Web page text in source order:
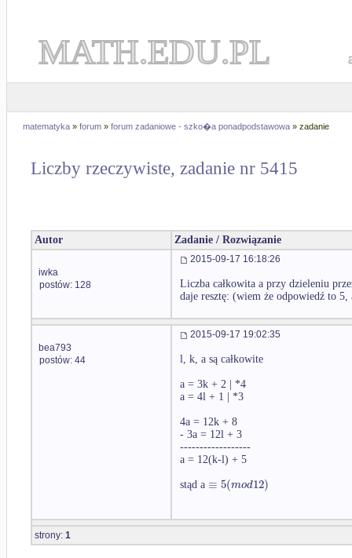
MATH.EDU.PL
matematyka » forum » forum zadaniowe - szko�a ponadpodstawowa » zadanie
Liczby rzeczywiste, zadanie nr 5415
Autor Zadanie / Rozwiązanie
iwka
postów: 128
2015-09-17 16:18:26
Liczba całkowita a przy dzieleniu
daje resztę: (wiem że odpowiedź to
bea793
postów: 44
2015-09-17 19:02:35
l, k, a są całkowite
a = 3k + 2 | *4
a = 4l + 1 | *3
4a = 12k + 8
- 3a = 12l + 3
------------------
a = 12(k-l) + 5
stąd a ≡ 5(mod12)
strony: 1